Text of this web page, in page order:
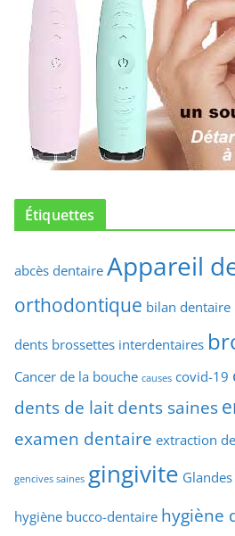
Étiquettes
abcès dentaire Appareil
orthodontique bilan dentaire
dents brossettes interdentaires
Cancer de la bouche causes covid-19
dents de lait dents saines
examen dentaire extraction
gencives saines gingivite
hygiène bucco-dentaire hygiène